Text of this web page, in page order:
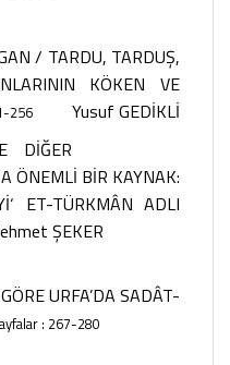
/ TARDU, TARDUŞ,
KÖKEN VE
256
Yusuf GEDİKLİ
DİĞER
ÖNEMLİ BİR KAYNAK:
ET-TÜRKMÂN ADLI
ŞEKER
URFA’DA SADÂT-
: 267-280